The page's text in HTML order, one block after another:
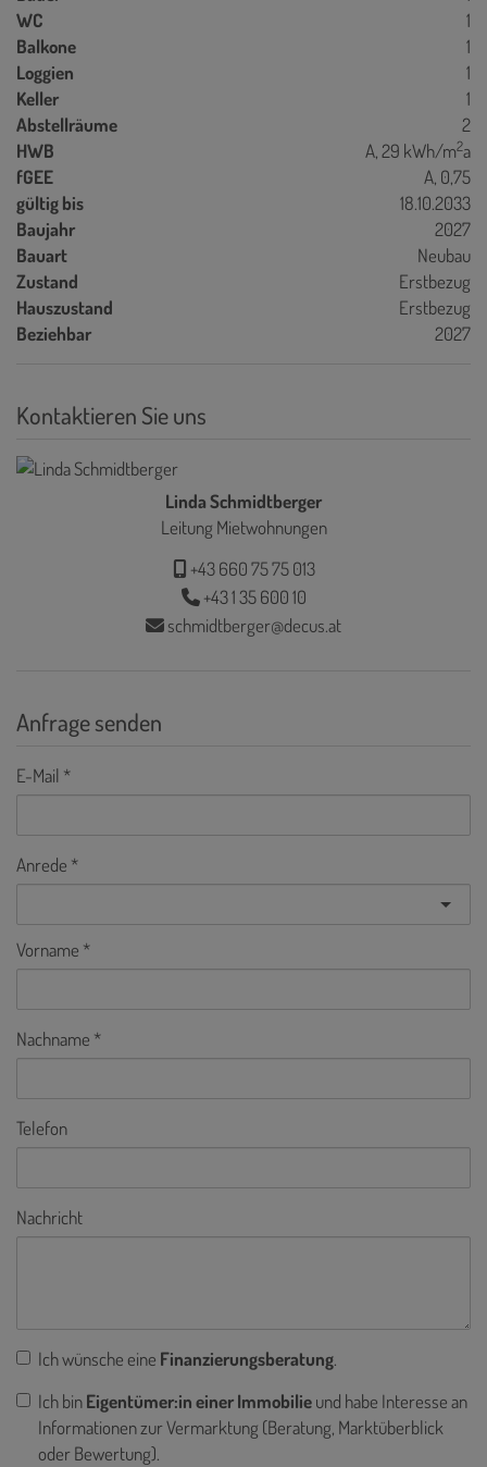
WC
1
Balkone
1
Loggien
1
Keller
1
Abstellräume
2
HWB
A, 29 kWh/m2a
fGEE
A, 0,75
gültig bis
18.10.2033
Baujahr
2027
Bauart
Neubau
Zustand
Erstbezug
Hauszustand
Erstbezug
Beziehbar
2027
Kontaktieren Sie uns
Linda Schmidtberger
Leitung Mietwohnungen
+43 660 75 75 013
+43 1 35 600 10
schmidtberger@decus.at
Anfrage senden
E-Mail
Anrede
Vorname
Nachname
Telefon
Nachricht
Ich wünsche eine Finanzierungsberatung.
Ich binEigentümer:in einer Immobilieund habe Interesse an
Informationen zur Vermarktung (Beratung, Marktüberblick
oder Bewertung).